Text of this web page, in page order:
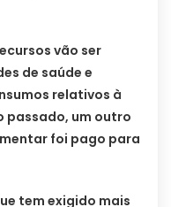
vão ser
de saúde e
relativos à
passado, um outro
foi pago para
tem exigido mais